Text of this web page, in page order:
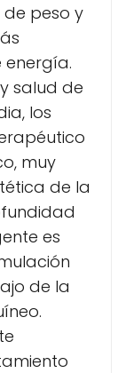
peso y
energía.
salud de
los
muy
de la
es
de la